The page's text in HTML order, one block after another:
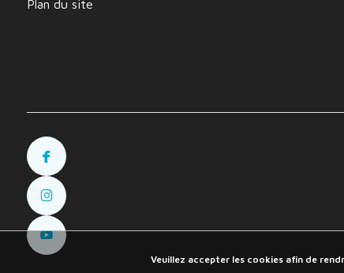
Plan du site
Veuillez accepter les cookies afin de